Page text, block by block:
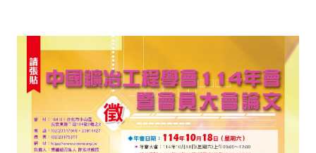
理事長的話
學會會史
學會會址沿革